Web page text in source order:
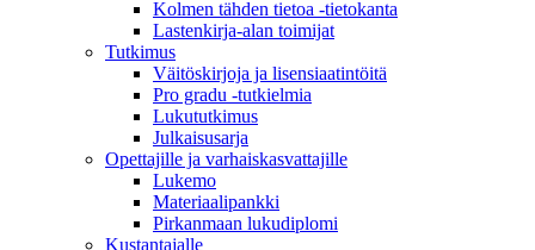
Kolmen tähden tietoa -tietokanta
Lastenkirja-alan toimijat
Tutkimus
Väitöskirjoja ja lisensiaatintöitä
Pro gradu -tutkielmia
Lukututkimus
Julkaisusarja
Opettajille ja varhaiskasvattajille
Lukemo
Materiaalipankki
Pirkanmaan lukudiplomi
Kustantajalle